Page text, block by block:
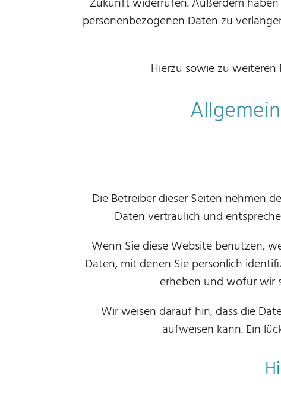
personenbezogenen Daten zu
Hierzu sowie zu
Die Betreiber dieser Seiten nehmen
Daten vertraulich und
Wenn Sie diese Website benutzen,
Daten, mit denen Sie persönlich
erheben und wofür wir
Wir weisen darauf hin, dass die
aufweisen kann. Ein